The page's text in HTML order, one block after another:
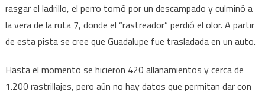
rasgar el ladrillo, el perro tomó por un descampado y culminó a
la vera de la ruta 7, donde el “rastreador” perdió el olor. A partir
de esta pista se cree que Guadalupe fue trasladada en un auto.
Hasta el momento se hicieron 420 allanamientos y cerca de
1.200 rastrillajes, pero aún no hay datos que permitan dar con